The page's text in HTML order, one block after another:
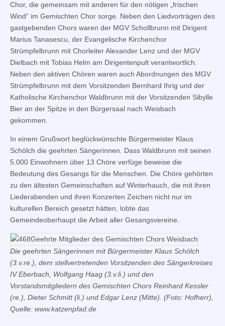
Chor, die gemeinsam mit anderen für den nötigen „frischen
Wind“ im Gemischten Chor sorge. Neben den Liedvorträgen des
gastgebenden Chors waren der MGV Schollbrunn mit Dirigent
Marius Tanasescu, der Evangelische Kirchenchor
Strümpfelbrunn mit Chorleiter Alexander Lenz und der MGV
Dielbach mit Tobias Helm am Dirigentenpult verantwortlich.
Neben den aktiven Chören waren auch Abordnungen des MGV
Strümpfelbrunn mit dem Vorsitzenden Bernhard Ihrig und der
Katholische Kirchenchor Waldbrunn mit der Vorsitzenden Sibylle
Bier an der Spitze in den Bürgersaal nach Weisbach
gekommen.
In einem Grußwort beglückwünschte Bürgermeister Klaus
Schölch die geehrten Sängerinnen. Dass Waldbrunn mit seinen
5.000 Einwohnern über 13 Chöre verfüge beweise die
Bedeutung des Gesangs für die Menschen. Die Chöre gehörten
zu den ältesten Gemeinschaften auf Winterhauch, die mit ihren
Liederabenden und ihren Konzerten Zeichen nicht nur im
kulturellen Bereich gesetzt hätten, lobte das
Gemeindeoberhaupt die Arbeit aller Gesangsvereine.
Die geehrten Sängerinnen mit Bürgermeister Klaus Schölch
(3.v.re.), dem stellvertretenden Vorsitzenden des Sängerkreises
IV Eberbach, Wolfgang Haag (3.v.li.) und den
Vorstandsmitgliedern des Gemischten Chors Reinhard Kessler
(re.), Dieter Schmitt (li.) und Edgar Lenz (Mitte). (Foto: Hofherr),
Quelle: www.katzenpfad.de